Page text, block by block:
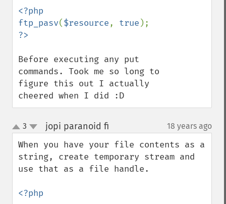
<?php
ftp_pasv($resource, true
Before executing any put
commands. Took me so long to
figure this out I actually
cheered when I did :D
up
down
3 jopi paranoid fi 18 years ago
When you have your file contents as a
string, create temporary stream and
use that as a file handle.
<?php